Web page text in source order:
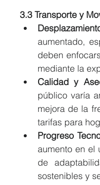
3.3 Transporte y
aumentado,
deben
mediante la
Calidad y
público varía
mejora de la
tarifas para
Progreso
aumento en el
de
sostenibles y